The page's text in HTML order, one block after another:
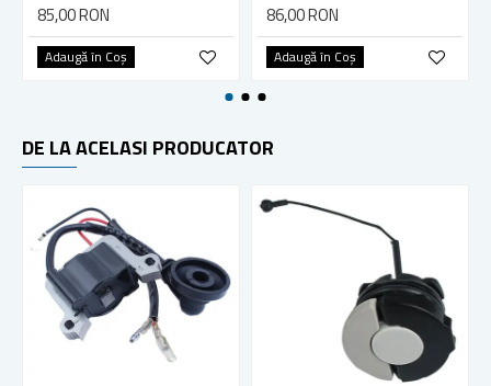
85,00 RON
Adaugă în Coş
86,00 RON
Adaugă în Coş
DE LA ACELASI PRODUCATOR